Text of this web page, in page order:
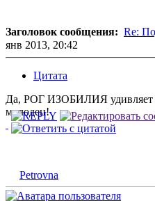
Заголовок сообщения: Re:
янв 2013, 20:42
Цитата
Да, РОГ ИЗОБИЛИЯ удивляет
молодец!
Petrovna